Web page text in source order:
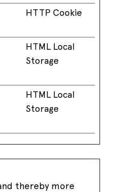
HTTP Cookie
HTML Local
Storage
HTML Local
Storage
thereby more